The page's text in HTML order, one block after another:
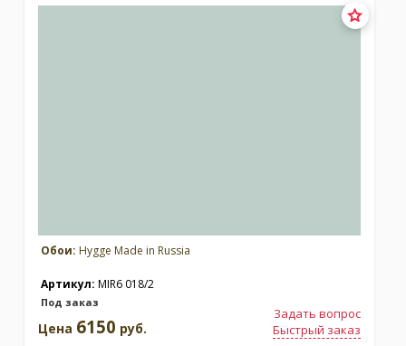
Обои: Hygge Made in Russia
Артикул: MIR6 018/2
Под заказ
Задать вопрос
Быстрый заказ
Цена 6150 руб.